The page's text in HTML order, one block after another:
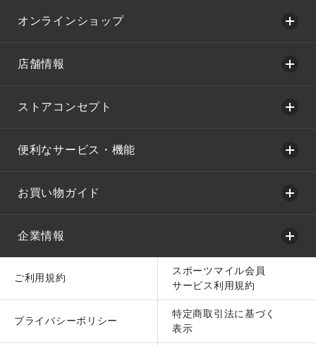
オンラインショップ
店舗情報
ストアコンセプト
便利なサービス・機能
お買い物ガイド
企業情報
ご利用規約
スポーツマイル会員
サービス利用規約
プライバシーポリシー
特定商取引法に基づく
表示